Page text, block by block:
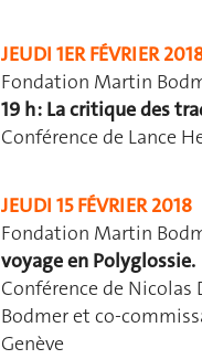
JEUDI 1ER FÉVRIER
Fondation Martin
19 h : La critique des
Conférence de Lance
JEUDI 15 FÉVRIER 2018
Fondation Martin
voyage en Polyglossie.
Conférence de
Bodmer et co-
Genève